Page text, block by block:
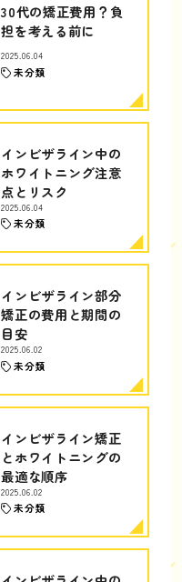
30代の矯正費用？負
担を考える前に
2025.06.04
未分類
インビザライン中の
ホワイトニング注意
点とリスク
2025.06.04
未分類
インビザライン部分
矯正の費用と期間の
目安
2025.06.02
未分類
インビザライン矯正
とホワイトニングの
最適な順序
2025.06.02
未分類